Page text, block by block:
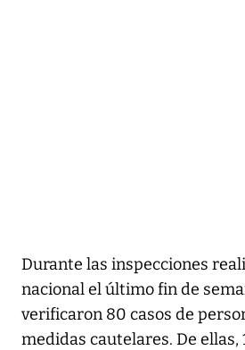
Durante las inspecciones
nacional el último fin de
verificaron 80 casos de
medidas cautelares. De ellas,